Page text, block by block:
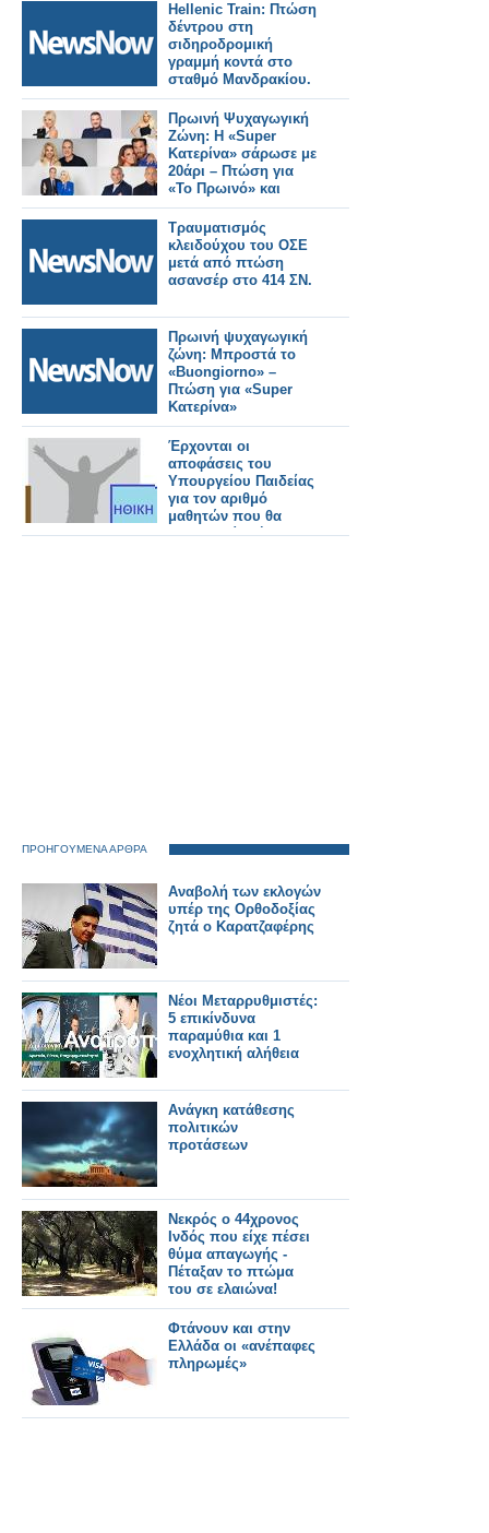
Hellenic Train: Πτώση
δέντρου στη
σιδηροδρομική
γραμμή κοντά στο
σταθμό Μανδρακίου.
Πρωινή Ψυχαγωγική
Ζώνη: Η «Super
Κατερίνα» σάρωσε με
20άρι – Πτώση για
«Το Πρωινό» και
«Buongiorno»
Τραυματισμός
κλειδούχου του ΟΣΕ
μετά από πτώση
ασανσέρ στο 414 ΣΝ.
Πρωινή ψυχαγωγική
ζώνη: Μπροστά το
«Buongiorno» –
Πτώση για «Super
Κατερίνα»
Έρχονται οι
αποφάσεις του
Υπουργείου Παιδείας
για τον αριθμό
μαθητών που θα
συγκροτεί τμήμα
ΠΡΟΗΓΟΥΜΕΝΑ ΑΡΘΡΑ
Αναβολή των εκλογών
υπέρ της Ορθοδοξίας
ζητά ο Καρατζαφέρης
Νέοι Μεταρρυθμιστές:
5 επικίνδυνα
παραμύθια και 1
ενοχλητική αλήθεια
Ανάγκη κατάθεσης
πολιτικών
προτάσεων
Νεκρός ο 44χρονος
Ινδός που είχε πέσει
θύμα απαγωγής -
Πέταξαν το πτώμα
του σε ελαιώνα!
Φτάνουν και στην
Ελλάδα οι «ανέπαφες
πληρωμές»